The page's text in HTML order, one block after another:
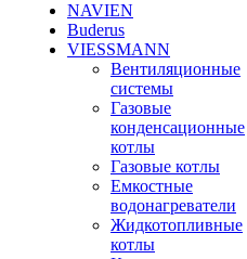
NAVIEN
Buderus
VIESSMANN
Вентиляционные
системы
Газовые
конденсационные
котлы
Газовые котлы
Емкостные
водонагреватели
Жидкотопливные
котлы